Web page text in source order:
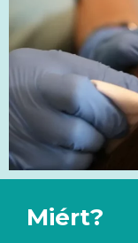
Miért?